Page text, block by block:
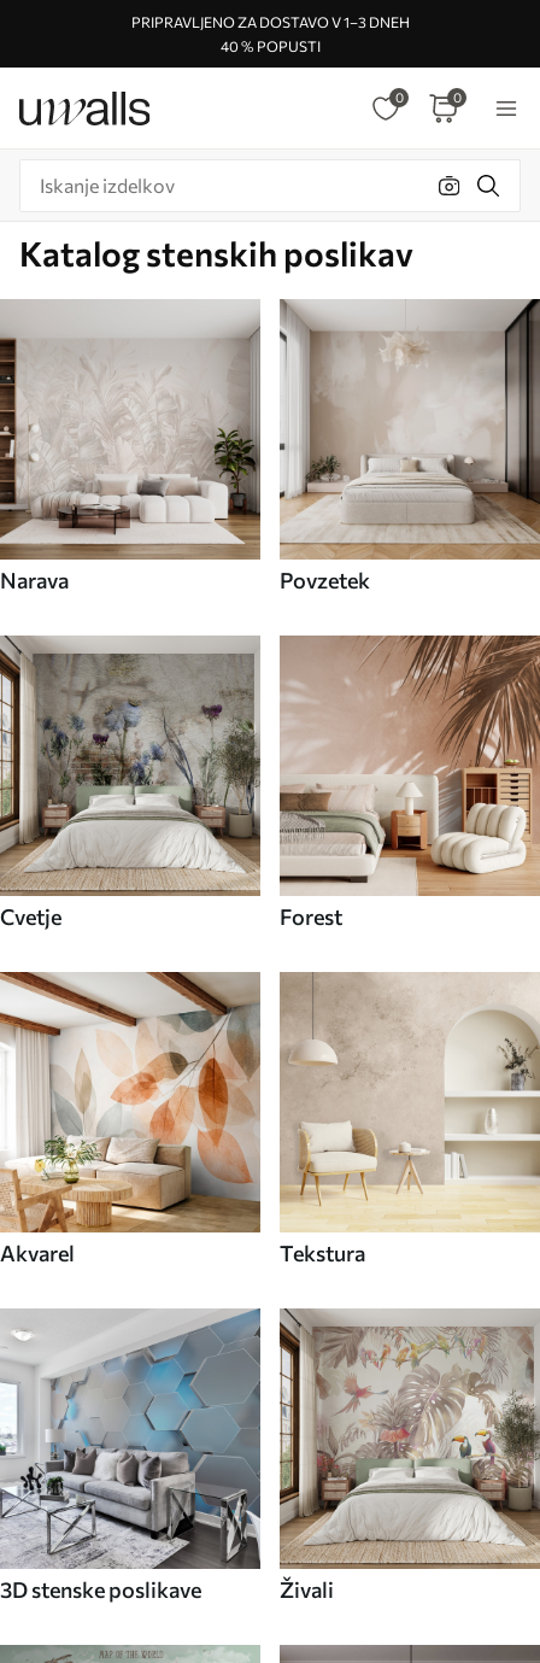
PRIPRAVLJENO ZA DOSTAVO V 1–3 DNEH
40 % POPUSTI
0 0
Katalog stenskih poslikav
Narava Povzetek
Cvetje Forest
Akvarel Tekstura
3D stenske poslikave Živali